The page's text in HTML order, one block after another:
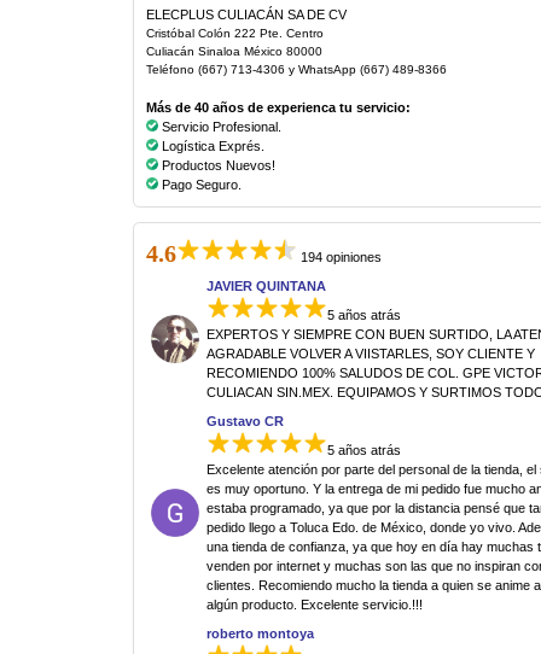
ELECPLUS CULIACÁN SA DE CV
Cristóbal Colón 222 Pte. Centro
Culiacán Sinaloa México 80000
Teléfono (667) 713-4306 y WhatsApp (667) 489-8366
Más de 40 años de experienca tu servicio:
Servicio Profesional.
Logística Exprés.
Productos Nuevos!
Pago Seguro.
4.6
194 opiniones
JAVIER QUINTANA
5 años atrás
EXPERTOS Y SIEMPRE CON BUEN SURTIDO, LA
AGRADABLE VOLVER A VIISTARLES, SOY CLIENTE Y
RECOMIENDO 100% SALUDOS DE COL. GPE
CULIACAN SIN.MEX. EQUIPAMOS Y SURTIMOS
Gustavo CR
5 años atrás
Excelente atención por parte del personal de la tienda, el
es muy oportuno. Y la entrega de mi pedido fue mucho
estaba programado, ya que por la distancia pensé que
pedido llego a Toluca Edo. de México, donde yo vivo.
una tienda de confianza, ya que hoy en día hay muchas
venden por internet y muchas son las que no inspiran
clientes. Recomiendo mucho la tienda a quien se anime
algún producto. Excelente servicio.!!!
roberto montoya